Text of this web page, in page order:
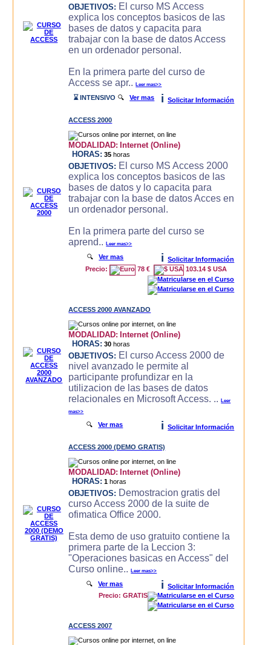
OBJETIVOS: El curso MS Access
explica los conceptos basicos de las
bases de datos y capacita para
trabajar con la base de datos Access
en un ordenador personal.
En la primera parte del curso de
Access se apr..Leer mas>>
⌛ INTENSIVO 🔍Ver mas i Solicitar Información
ACCESS 2000
MODALIDAD: Internet (Online)
HORAS: 35 horas
OBJETIVOS: El curso MS Access 2000
explica los conceptos basicos de las
bases de datos y lo capacita para
trabajar con la base de datos Acces en
un ordenador personal.
En la primera parte del curso se
aprend..Leer mas>>
🔍Ver mas i
Solicitar Información
Precio:
78 € 103.14 $ USA
ACCESS 2000 AVANZADO
MODALIDAD: Internet (Online)
HORAS: 30 horas
OBJETIVOS: El curso Access 2000 de
nivel avanzado le permite al
participante profundizar en la
utilizacion de las bases de datos
relacionales en Microsoft Access. ..Leer
mas>>
🔍Ver mas i Solicitar Información
ACCESS 2000 (DEMO GRATIS)
MODALIDAD: Internet (Online)
HORAS: 1 horas
OBJETIVOS: Demostracion gratis del
curso Access 2000 de la suite de
ofimatica Office 2000.
Esta demo de uso gratuito contiene la
primera parte de la Leccion 3:
"Operaciones basicas en Access" del
Curso online..Leer mas>>
🔍Ver mas i
Solicitar Información
Precio: GRATIS
ACCESS 2007